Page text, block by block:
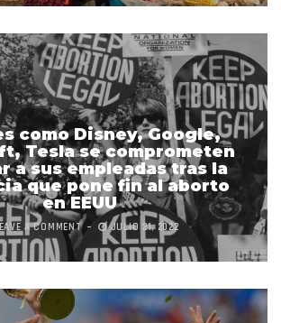
como Disney, Google,
Tesla se comprometen
a sus empleadas tras la
que pone fin al aborto
en EEUU
A COMMENT JULIO 21, 2022